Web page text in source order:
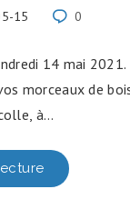
15 0
14 mai 2021.
morceaux de
à…